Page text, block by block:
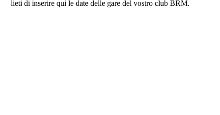
lieti di inserire qui le date delle gare del vostro club BRM.